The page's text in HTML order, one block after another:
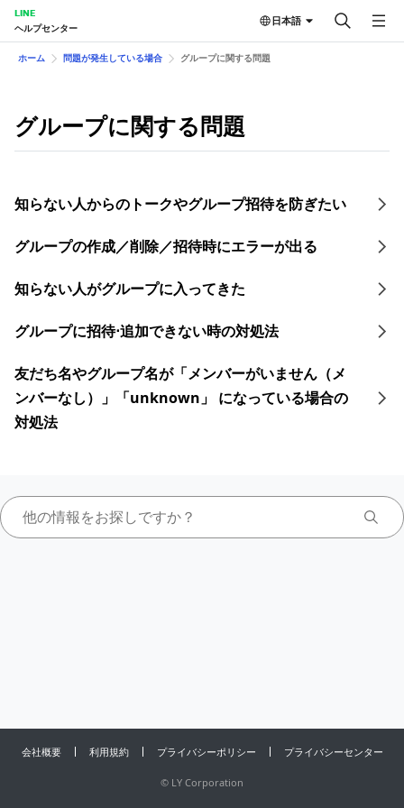
LINE
ヘルプセンター
日本語
ホーム 問題が発生している場合 グループに関する問題
グループに関する問題
知らない人からのトークやグループ招待を防ぎたい
グループの作成／削除／招待時にエラーが出る
知らない人がグループに入ってきた
グループに招待⋅追加できない時の対処法
友だち名やグループ名が「メンバーがいません（メ
ンバーなし）」「unknown」 になっている場合の
対処法
会社概要 利用規約 プライバシーポリシー プライバシーセンター
© LY Corporation